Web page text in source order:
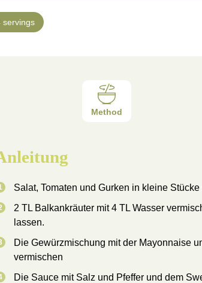
servings
Method
Salat, Tomaten und Gurken in kleine
2 TL Balkankräuter mit 4 TL Wasser
lassen.
Die Gewürzmischung mit der Mayonnaise
vermischen
Die Sauce mit Salz und Pfeffer und dem